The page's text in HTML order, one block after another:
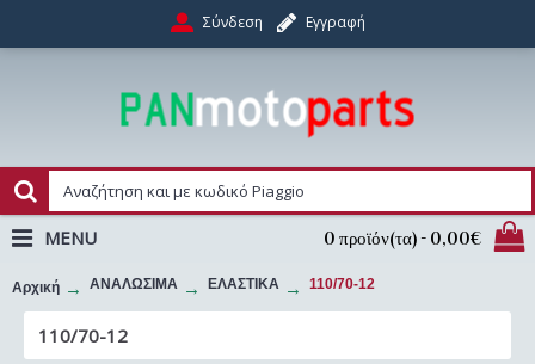
Σύνδεση Εγγραφή
0 προϊόν(τα) - 0,00€
MENU
Αρχική ΑΝΑΛΩΣΙΜΑ ΕΛΑΣΤΙΚΑ 110/70-12
110/70-12